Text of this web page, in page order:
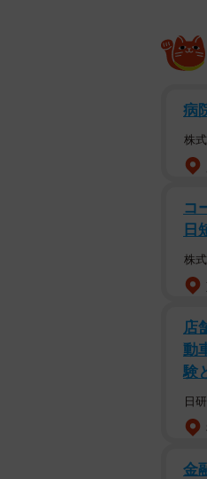
病
株
コ
日
株
店
動
験
日
金